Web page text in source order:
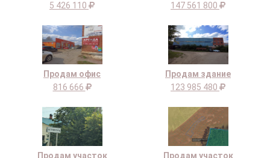
5 426 110
147 561 800
Продам офис
816 666
Продам здание
123 985 480
Продам участок
Продам участок